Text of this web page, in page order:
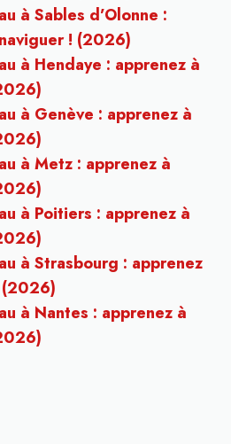
à Sables d’Olonne :
! (2026)
à Hendaye : apprenez à
à Genève : apprenez à
à Metz : apprenez à
à Poitiers : apprenez à
à Strasbourg : apprenez
à Nantes : apprenez à